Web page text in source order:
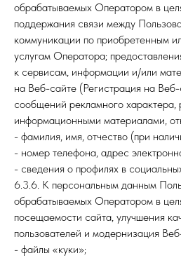
обрабатываемых Оператором в
поддержания связи между
коммуникации по приобретенным
услугам Оператора;
к сервисам, информации и/или
на Веб-сайте (Регистрация на
сообщений рекламного характера,
информационными материалами,
- фамилия, имя, отчество (при
- номер телефона, адрес
- сведения о профилях в
6.3.6. К персональным данным
обрабатываемых Оператором в
посещаемости сайта, улучшения
пользователей и модернизация
- файлы «куки»;